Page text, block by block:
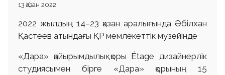
13 Қазан 2022
2022 жылдың 14–23 қазан аралығында Әбілхан
Қастеев атындағы ҚР мемлекеттік музейінде
«Дара» қайырымдылық қоры Étage дизайнерлік
студиясымен бірге «Дара» қорының 15